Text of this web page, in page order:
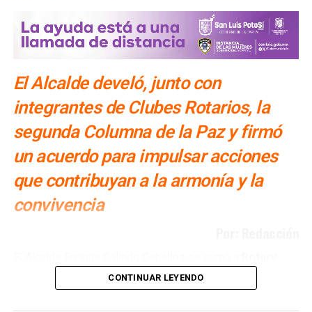
El Alcalde develó, junto con
integrantes de Clubes Rotarios, la
segunda Columna de la Paz y firmó
un acuerdo para impulsar acciones
que contribuyan a la armonía y la
convivencia
International y a los Clubes Rotarios de San Luis
Potosí en la promoción de la paz, al develar la
CONTINUAR LEYENDO